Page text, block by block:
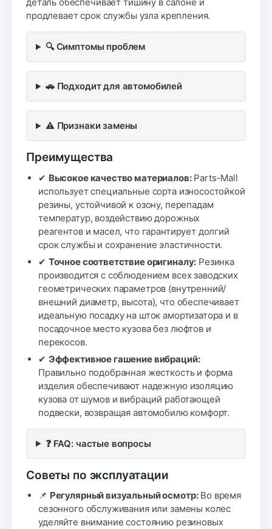
продлевает срок службы узла крепления.
🔍 Симптомы проблем
🚗 Подходит для автомобилей
⚠️ Признаки замены
Преимущества
✔ Высокое качество материалов:Parts-Mall
использует специальные сорта износостойкой
резины, устойчивой к озону, перепадам
температур, воздействию дорожных
реагентов и масел, что гарантирует долгий
срок службы и сохранение эластичности.
✔ Точное соответствие оригиналу: Резинка
производится с соблюдением всех заводских
геометрических параметров (внутренний/
внешний диаметр, высота), что обеспечивает
идеальную посадку на шток амортизатора и в
посадочное место кузова без люфтов и
перекосов.
✔ Эффективное гашение вибраций:
Правильно подобранная жесткость и форма
изделия обеспечивают надежную изоляцию
кузова от шумов и вибраций работающей
подвески, возвращая автомобилю комфорт.
❓ FAQ: частые вопросы
Советы по эксплуатации
📌 Регулярный визуальный осмотр:Во время
сезонного обслуживания или замены колес
уделяйте внимание состоянию резиновых